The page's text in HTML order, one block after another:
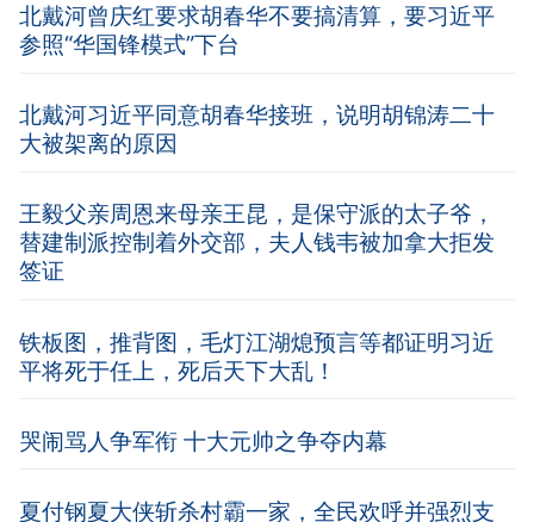
北戴河曾庆红要求胡春华不要搞清算，要习近平
参照“华国锋模式”下台
北戴河习近平同意胡春华接班，说明胡锦涛二十
大被架离的原因
王毅父亲周恩来母亲王昆，是保守派的太子爷，
替建制派控制着外交部，夫人钱韦被加拿大拒发
签证
铁板图，推背图，毛灯江湖熄预言等都证明习近
平将死于任上，死后天下大乱！
哭闹骂人争军衔 十大元帅之争夺内幕
夏付钢夏大侠斩杀村霸一家，全民欢呼并强烈支